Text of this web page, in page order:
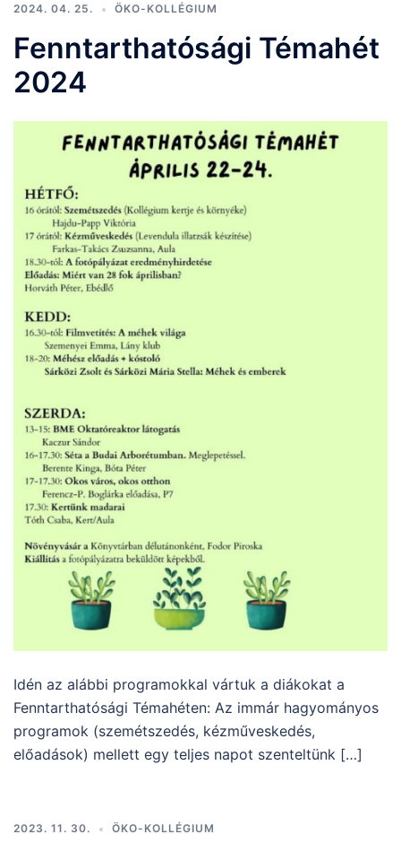
2024. 04. 25. ÖKO-KOLLÉGIUM
Fenntarthatósági Témahét
2024
Idén az alábbi programokkal vártuk a diákokat a
Fenntarthatósági Témahéten: Az immár hagyományos
programok (szemétszedés, kézműveskedés,
előadások) mellett egy teljes napot szenteltünk […]
2023. 11. 30. ÖKO-KOLLÉGIUM